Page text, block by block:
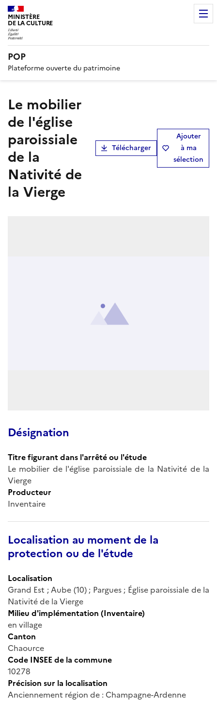
MINISTÈRE
DE LA CULTURE
POP
Plateforme ouverte du patrimoine
Le mobilier
de l'église
paroissiale
de la
Nativité de
la Vierge
Télécharger
Ajouter
à ma
sélection
Désignation
Titre figurant dans l'arrêté ou l'étude
Le mobilier de l'église paroissiale de la Nativité de la
Vierge
Producteur
Inventaire
Localisation au moment de la
protection ou de l'étude
Localisation
Grand Est ; Aube (10) ; Pargues ; Église paroissiale de la
Nativité de la Vierge
Milieu d'implémentation (Inventaire)
en village
Canton
Chaource
Code INSEE de la commune
10278
Précision sur la localisation
Anciennement région de : Champagne-Ardenne